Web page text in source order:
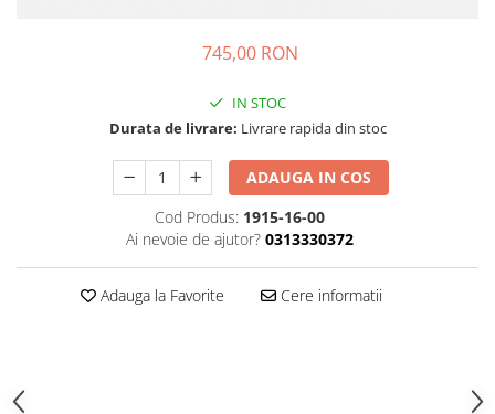
SĂNĂTATE OCULARĂ
Pleoape și zona perioculară
Tratament Blefarită
745,00 RON
IN STOC
Durata de livrare: Livrare rapida din stoc
ADAUGA IN COS
Cod Produs: 1915-16-00
Ai nevoie de ajutor? 0313330372
Adauga la Favorite Cere informatii